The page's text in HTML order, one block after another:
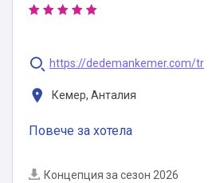
https://dedemankemer.com/tr
Кемер, Анталия
Повече за хотела
Концепция за сезон 2026